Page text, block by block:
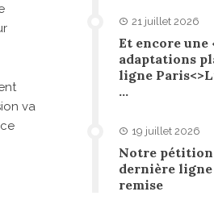
va
21 juillet 2026
Et encore
adaptations
ligne
…
19 juillet 2026
Notre pétition
dernière
remise